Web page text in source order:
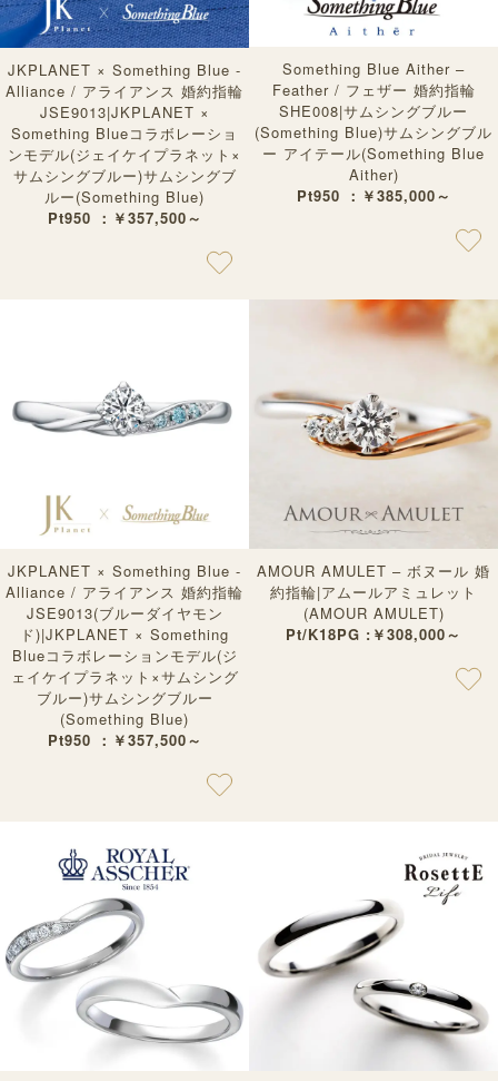
JKPLANET × Something Blue -
Alliance / アライアンス 婚約指輪
JSE9013|JKPLANET ×
Something Blueコラボレーショ
ンモデル(ジェイケイプラネット×
サムシングブルー)サムシングブ
ルー(Something Blue)
Pt950 ：￥357,500～
Something Blue Aither –
Feather / フェザー 婚約指輪
SHE008|サムシングブルー
(Something Blue)サムシングブル
ー アイテール(Something Blue
Aither)
Pt950 ：￥385,000～
JKPLANET × Something Blue -
Alliance / アライアンス 婚約指輪
JSE9013(ブルーダイヤモン
ド)|JKPLANET × Something
Blueコラボレーションモデル(ジ
ェイケイプラネット×サムシング
ブルー)サムシングブルー
(Something Blue)
Pt950 ：￥357,500～
AMOUR AMULET – ボヌール 婚
約指輪|アムールアミュレット
(AMOUR AMULET)
Pt/K18PG :￥308,000～